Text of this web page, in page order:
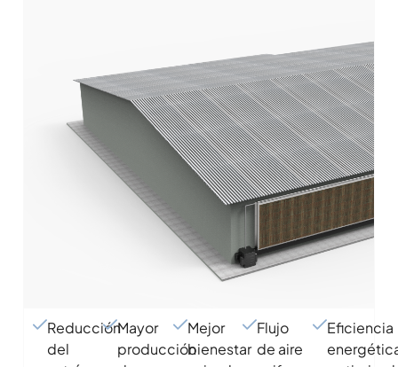
Reducción
del
Mayor
producción
Mejor
bienestar
Flujo
de aire
Eficiencia